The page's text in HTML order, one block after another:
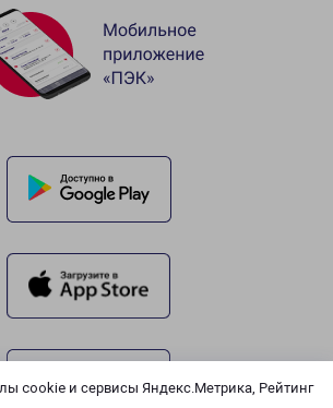
cookie и сервисы Яндекс.Метрика, Рейтинг